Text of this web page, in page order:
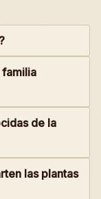
familia
de la
las plantas